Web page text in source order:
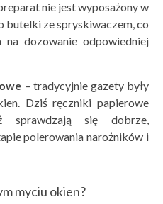
nie jest wyposażony w
butelki ze spryskiwaczem, co
dozowanie odpowiedniej
– tradycyjnie gazety były
Dziś ręczniki papierowe
sprawdzają się dobrze,
polerowania narożników i
myciu okien?